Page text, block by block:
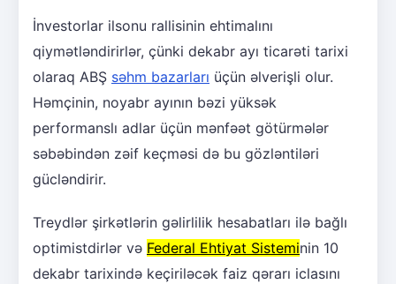
İnvestorlar ilsonu rallisinin ehtimalını
qiymətləndirirlər, çünki dekabr ayı ticarəti tarixi
olaraq ABŞ səhm bazarları üçün əlverişli olur.
Həmçinin, noyabr ayının bəzi yüksək
performanslı adlar üçün mənfəət götürmələr
səbəbindən zəif keçməsi də bu gözləntiləri
gücləndirir.
Treydlər şirkətlərin gəlirlilik hesabatları ilə bağlı
optimistdirlər və Federal Ehtiyat Sisteminin 10
dekabr tarixində keçiriləcək faiz qərarı iclasını